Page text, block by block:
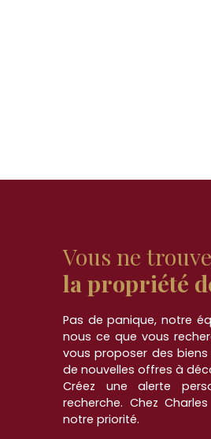
Vous ne
la propriété
Pas de panique, notre
nous ce que vous
vous proposer des
de nouvelles offres à
Créez une alerte
recherche. Chez
notre priorité.